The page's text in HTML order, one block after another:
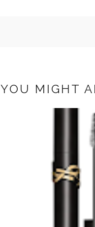
YOU MIGHT